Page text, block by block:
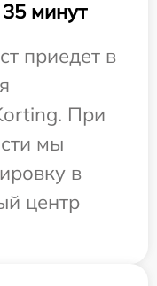
минут
приедет в
При
мы
в
центр